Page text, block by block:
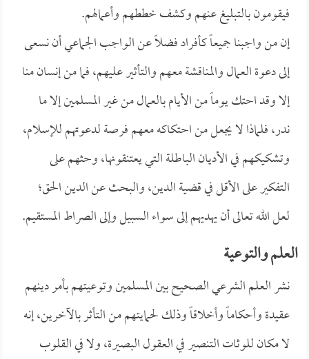
فيقومون بالتبليغ عنهم وكشف خططهم وأعمالهم.
إن من واجبنا جميعاً كأفراد فضلاً عن الواجب الجماعي أن نسعى
إلى دعوة العمال والمناقشة معهم والتأثير عليهم، فما من إنسان منا
إلا وقد احتك يوماً من الأيام بالعمال من غير المسلمين إلا ما
ندر، فلماذا لا يجعل من احتكاكه معهم فرصة لدعوتهم للإسلام،
وتشكيكهم في الأديان الباطلة التي يعتنقونها، وحثهم على
التفكير على الأقل في قضية الدين، والبحث عن الدين الحق؛
لعل الله تعالى أن يهديهم إلى سواء السبيل وإلى الصراط المستقيم.
العلم والتـوعيـة
نشر العلم الشرعي الصحيح بين المسلمين وتوعيتهم بأمر دينهم
عقيدة وأحكاماً وأخلاقاً وذلك لحمايتهم من التأثر بالآخرين، إنه
لا مكان للوثات التنصير في العقول البصيرة، ولا في القلوب